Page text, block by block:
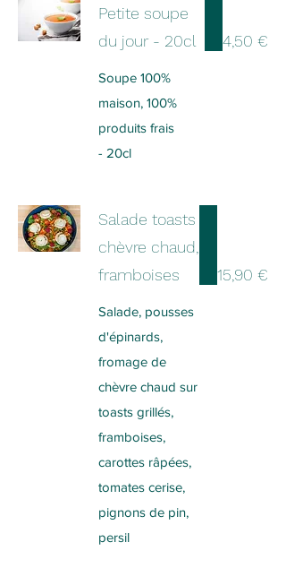
Petite soupe
du jour - 20cl
Soupe 100%
maison, 100%
produits frais
- 20cl
4,50 €
Salade toasts
chèvre chaud,
framboises
Salade, pousses
d'épinards,
fromage de
chèvre chaud sur
toasts grillés,
framboises,
carottes râpées,
tomates cerise,
pignons de pin,
persil
15,90 €